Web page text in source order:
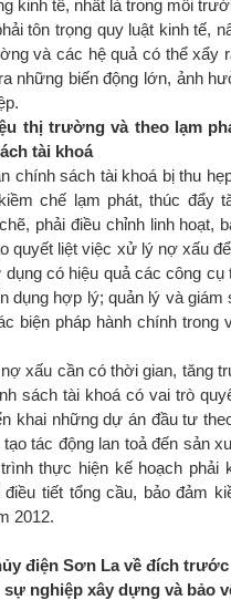
kinh tế, nhất là trong môi
tôn trọng quy luật kinh tế,
và các hệ quả có thể xẩy
những biến động lớn, ảnh
thị trường và theo lạm
tài khoá
chính sách tài khoá bị thu
chế lạm phát, thúc đẩy
phải điều chỉnh linh hoạt,
quyết liệt việc xử lý nợ xấu
có hiệu quả các công
dụng hợp lý; quản lý và giám
biện pháp hành chính trong
xấu cần có thời gian, tăng
sách tài khoá có vai trò
khai những dự án đầu tư
tác động lan toả đến sản
thực hiện kế hoạch phải
tiết tổng cầu, bảo đảm
2012.
điện Sơn La về đích trước
nghiệp xây dựng và bảo